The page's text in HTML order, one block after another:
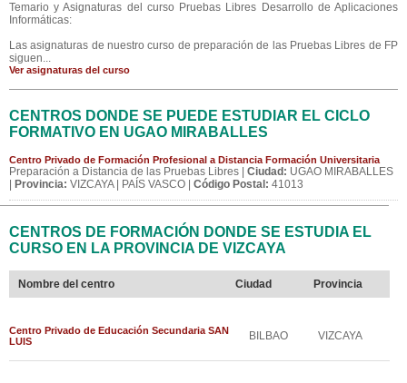
Temario y Asignaturas del curso Pruebas Libres Desarrollo de Aplicaciones
Informáticas:
Las asignaturas de nuestro curso de preparación de las Pruebas Libres de FP
siguen...
Ver asignaturas del curso
CENTROS DONDE SE PUEDE ESTUDIAR EL CICLO
FORMATIVO EN UGAO MIRABALLES
Centro Privado de Formación Profesional a Distancia Formación Universitaria
Preparación a Distancia de las Pruebas Libres | Ciudad: UGAO MIRABALLES
Provincia: VIZCAYA | PAÍS VASCO | Código Postal: 41013
CENTROS DE FORMACIÓN DONDE SE ESTUDIA EL
CURSO EN LA PROVINCIA DE VIZCAYA
Nombre del centro Ciudad Provincia
Centro Privado de Educación Secundaria SAN
LUIS
BILBAO VIZCAYA